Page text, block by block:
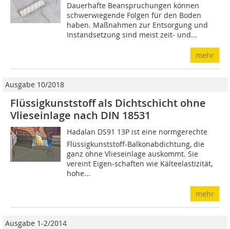
Dauerhafte Beanspruchungen können
schwerwiegende Folgen für den Boden
haben. Maßnahmen zur Entsorgung und
Instandsetzung sind meist zeit- und...
mehr
Ausgabe 10/2018
Flüssigkunststoff als Dichtschicht ohne
Vlieseinlage nach DIN 18531
Hadalan DS91 13P ist eine normgerechte
Flüssigkunststoff-Balkonabdichtung, die
ganz ohne Vlieseinlage auskommt. Sie
vereint Eigen-schaften wie Kälteelastizität,
hohe...
mehr
Ausgabe 1-2/2014